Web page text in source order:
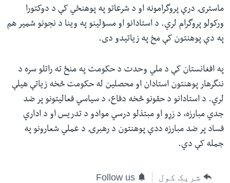
ماسترۍ درې پروگرامونه او د شرعاتو په پوهنځي کې د دوکتورا
ورکولو پروگرام لري. د استادانو او مسؤلینو په وینا د نجونو شمیر هم
په دې پوهنتون کې مخ په زیاتیدو دی.
په افغانستان کې د ملي وحدت د حکومت په منځ ته راتلو سره د
ننگرهار پوهنتون استادان او محصلین له حکومت څخه زیاتې هیلې
لري. د استادانو د حقونو څخه دفاع، د سیاسي فعالیتونو پر ضد
جدي مبارزه، د زړو او مبتذلو درسي موادو د تدریس او د اداري
فساد پر ضد مبارزه ددې پوهنتون د رهبرۍ د عملي شعارونو په
جمله کې دي.
شریک کول Follow us